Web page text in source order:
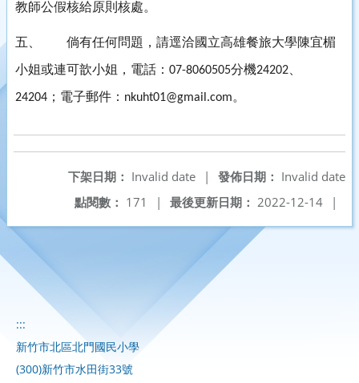
教師公假核給原則核處。
五、
倘有任何問題，請逕洽國立高雄餐旅大學陳宜楣
小姐或連可歆小姐，電話： 07-8060505分機24202
24204 ；電子郵件： nkuht01@gmail.com。
發佈日期： Invalid date
下架日期： Invalid date
|
最後更新日期： 2022-12-14 |
點閱數： 171 |
:::
新竹市北區北門國民小學
(300)新竹市水田街33號